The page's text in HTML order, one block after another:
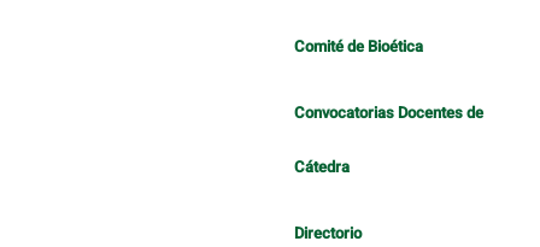
Comité de Bioética
Convocatorias Docentes de
Cátedra
Directorio